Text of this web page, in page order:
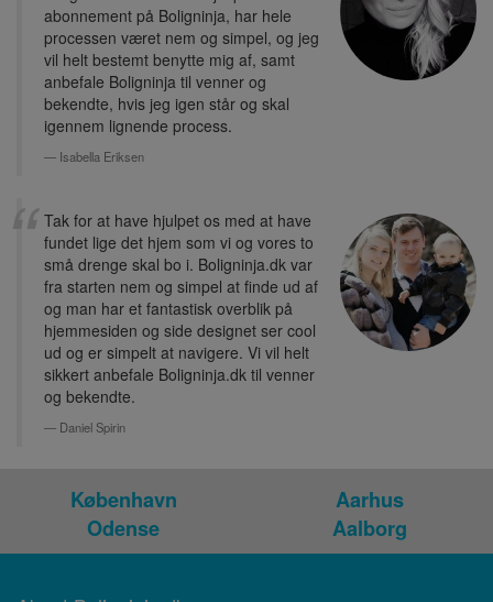
abonnement på Boligninja, har hele
processen været nem og simpel, og jeg
vil helt bestemt benytte mig af, samt
anbefale Boligninja til venner og
bekendte, hvis jeg igen står og skal
igennem lignende process.
Isabella Eriksen
Tak for at have hjulpet os med at have
fundet lige det hjem som vi og vores to
små drenge skal bo i. Boligninja.dk var
fra starten nem og simpel at finde ud af
og man har et fantastisk overblik på
hjemmesiden og side designet ser cool
ud og er simpelt at navigere. Vi vil helt
sikkert anbefale Boligninja.dk til venner
og bekendte.
Daniel Spirin
København
Aarhus
Odense
Aalborg